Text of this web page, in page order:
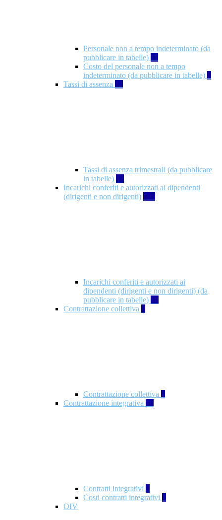
Personale non a tempo indeterminato (da
pubblicare in tabelle) 11
Costo del personale non a tempo
indeterminato (da pubblicare in tabelle) 8
Tassi di assenza 12
Tassi di assenza trimestrali (da pubblicare
in tabelle) 12
Incarichi conferiti e autorizzati ai dipendenti
(dirigenti e non dirigenti) 490
Incarichi conferiti e autorizzati ai
dipendenti (dirigenti e non dirigenti) (da
pubblicare in tabelle) 18
Contrattazione collettiva 2
Contrattazione collettiva 2
Contrattazione integrativa 10
Contratti integrativi 3
Costi contratti integrativi 1
OIV